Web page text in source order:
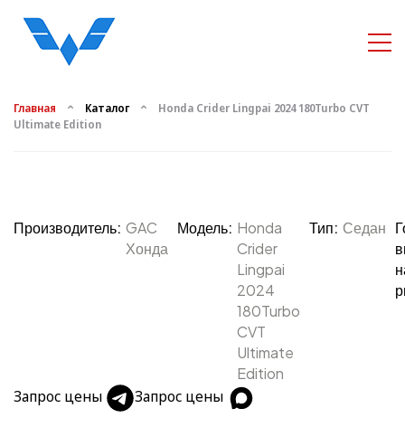
Главная Каталог
Honda Crider Lingpai 2024 180Turbo CVT
Ultimate Edition
Производитель: GAC
Хонда
Модель: Honda
Crider
Lingpai
2024
180Turbo
CVT
Ultimate
Edition
Тип: Седан
Запрос цены Запрос цены